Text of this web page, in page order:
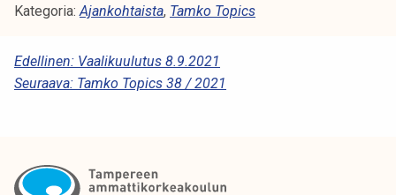
Kategoria:Ajankohtaista, Tamko Topics
A
R
K
Edellinen: Vaalikuulutus 8.9.2021
Seuraava: Tamko Topics 38 / 2021